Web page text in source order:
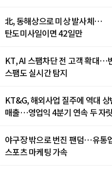
北, 동해상으로 미상 발사체…
탄도미사일이면 42일만
KT, AI 스팸차단 전 고객 확대…
스팸도 실시간 탐지
KT&G, 해외사업 질주에 역대 상
매출…영업익 4분기 연속 두 자
야구장 밖으로 번진 팬덤…유통
스포츠 마케팅 가속